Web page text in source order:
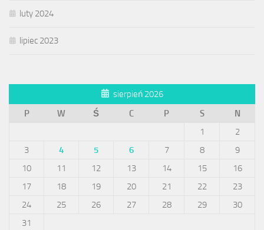
luty 2024
lipiec 2023
sierpień 2026
P
W Ś C P S
N
1
2
3
4 5 6 7 8
9
10
11 12 13 14 15
16
17
18 19 20 21 22
23
24
25 26 27 28 29
30
31